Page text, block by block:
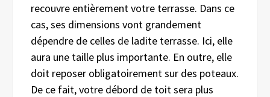
recouvre entièrement votre terrasse. Dans ce
cas, ses dimensions vont grandement
dépendre de celles de ladite terrasse. Ici, elle
aura une taille plus importante. En outre, elle
doit reposer obligatoirement sur des poteaux.
De ce fait, votre débord de toit sera plus